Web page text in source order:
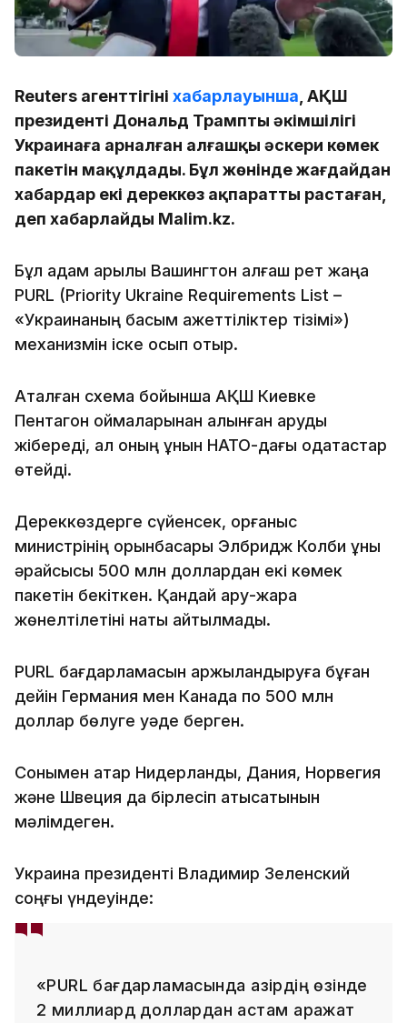
Reuters агенттігінің хабарлауынша , АҚШ
президенті Дональд Трамптың әкімшілігі
Украинаға арналған алғашқы әскери көмек
пакетін мақұлдады. Бұл жөнінде жағдайдан
хабардар екі дереккөз ақпаратты растаған,
деп хабарлайды Malim.kz.
Бұл қадам арқылы Вашингтон алғаш рет жаңа
PURL (Priority Ukraine Requirements List –
«Украинаның басым қажеттіліктер тізімі»)
механизмін іске қосып отыр.
Аталған схема бойынша АҚШ Киевке
Пентагон қоймаларынан алынған қаруды
жібереді, ал оның құнын НАТО-дағы одақтастар
өтейді.
Дереккөздерге сүйенсек, қорғаныс
министрінің орынбасары Элбридж Колби құны
әрқайсысы 500 млн доллардан екі көмек
пакетін бекіткен. Қандай қару-жарақ
жөнелтілетіні нақты айтылмады.
PURL бағдарламасын қаржыландыруға бұған
дейін Германия мен Канада по 500 млн
доллар бөлуге уәде берген.
Сонымен қатар Нидерланды, Дания, Норвегия
және Швеция да бірлесіп қатысатынын
мәлімдеген.
Украина президенті Владимир Зеленский
соңғы үндеуінде:
«PURL бағдарламасында қазірдің өзінде
2 миллиард доллардан астам қаражат